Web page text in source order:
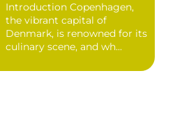
Introduction Copenhagen,
the vibrant capital of
Denmark, is renowned for its
culinary scene, and wh...